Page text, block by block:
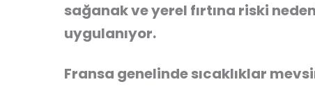
sağanak ve yerel fırtına riski
uygulanıyor.
Fransa genelinde sıcaklıklar